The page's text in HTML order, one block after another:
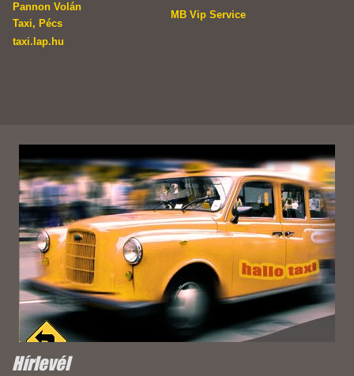
Pannon Volán
Taxi, Pécs
MB Vip Service
taxi.lap.hu
Hírlevél